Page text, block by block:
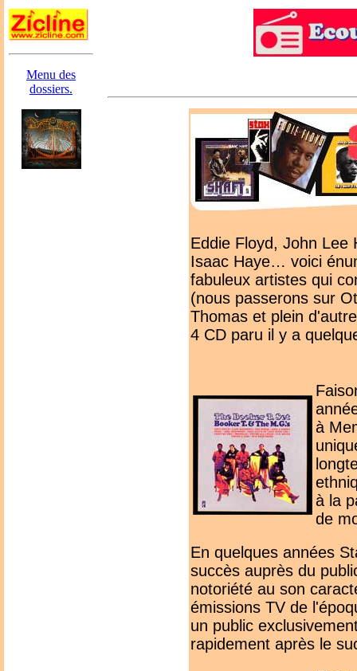
Menu des
dossiers.
Eddie Floyd, John Lee
Isaac Haye… voici
fabuleux artistes qui
(nous passerons sur
Thomas et plein
4 CD paru il y a
à
à la
de
En quelques années
succès auprès du
notoriété au son
émissions TV de
un public
rapidement après le